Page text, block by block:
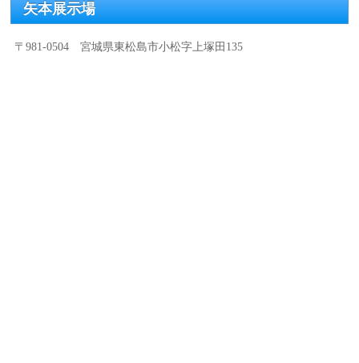
矢本展示場
〒981-0504 宮城県東松島市小松字上塚田135